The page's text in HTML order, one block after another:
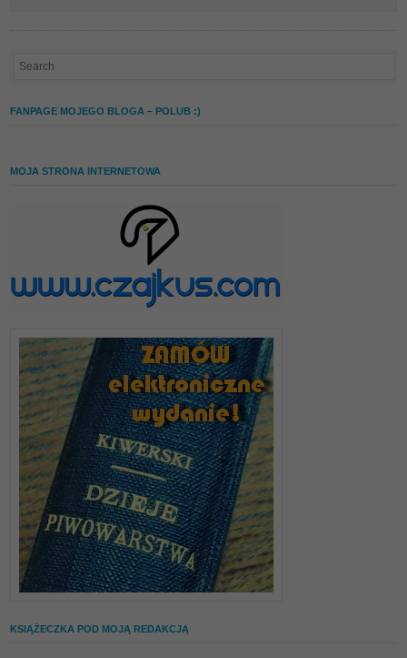
FANPAGE MOJEGO BLOGA – POLUB :)
MOJA STRONA INTERNETOWA
KSIĄŻECZKA POD MOJĄ REDAKCJĄ